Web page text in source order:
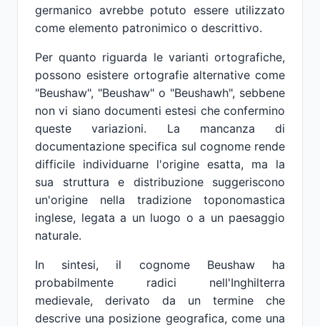
germanico avrebbe potuto essere utilizzato
come elemento patronimico o descrittivo.
Per quanto riguarda le varianti ortografiche,
possono esistere ortografie alternative come
"Beushaw", "Beushaw" o "Beushawh", sebbene
non vi siano documenti estesi che confermino
queste variazioni. La mancanza di
documentazione specifica sul cognome rende
difficile individuarne l'origine esatta, ma la
sua struttura e distribuzione suggeriscono
un'origine nella tradizione toponomastica
inglese, legata a un luogo o a un paesaggio
naturale.
In sintesi, il cognome Beushaw ha
probabilmente radici nell'Inghilterra
medievale, derivato da un termine che
descrive una posizione geografica, come una